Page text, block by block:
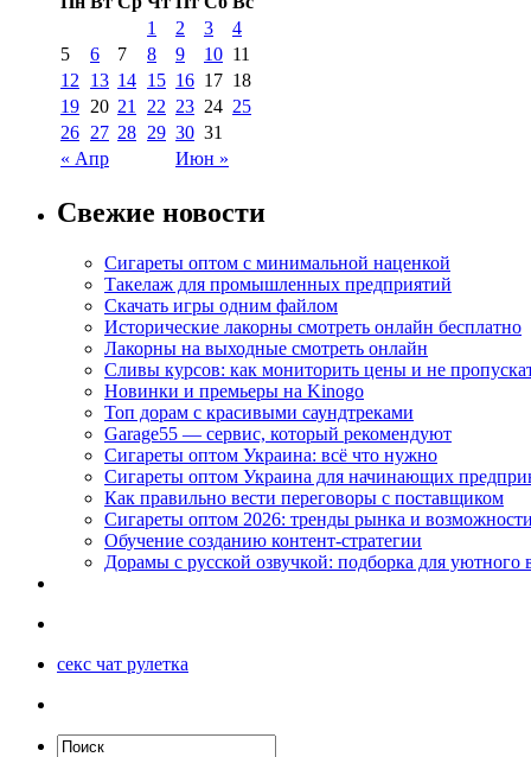
« Апр Июн »
1 2 3
4
5
6 7 8 9 10 11
12
13 14 15 16 17 18
19 20 21 22 23 24 25
26 27 28 29 30 31
Свежие новости
Сигареты оптом с минимальной наценкой
Такелаж для промышленных предприятий
Скачать игры одним файлом
Исторические лакорны смотреть онлайн бесплатно
Лакорны на выходные смотреть онлайн
Сливы курсов: как мониторить цены и не
Новинки и премьеры на Kinogo
Топ дорам с красивыми саундтреками
Garage55 — сервис, который рекомендуют
Сигареты оптом Украина: всё что нужно
Сигареты оптом Украина для начинающих
Как правильно вести переговоры с поставщиком
Сигареты оптом 2026: тренды рынка и возможности
Обучение созданию контент-стратегии
Дорамы с русской озвучкой: подборка для уютного
секс чат рулетка